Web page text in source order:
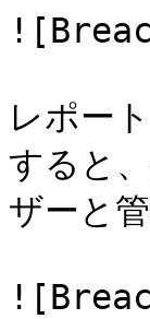
レポー
すると
ザーと